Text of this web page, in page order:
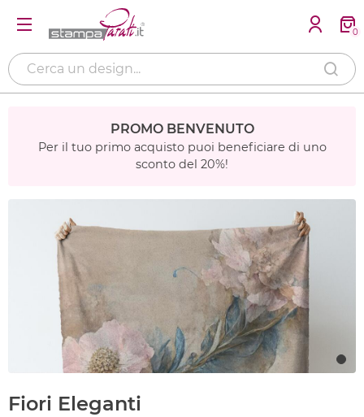
0
PROMO BENVENUTO
Per il tuo primo acquisto puoi beneficiare di uno
sconto del 20%!
Fiori Eleganti